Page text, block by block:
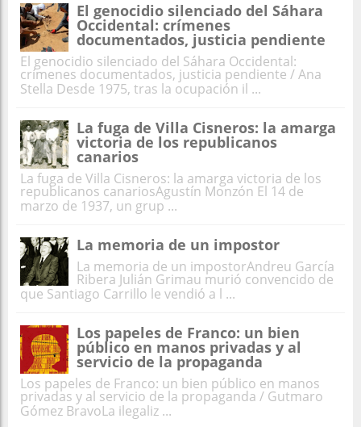
El genocidio silenciado del Sáhara
Occidental: crímenes
documentados, justicia pendiente
El genocidio silenciado del Sáhara Occidental:
crímenes documentados, justicia pendiente / Ana
Stella Desde 1975, tras la ocupación il ...
La fuga de Villa Cisneros: la amarga
victoria de los republicanos
canarios
La fuga de Villa Cisneros: la amarga victoria de los
republicanos canariosAgustín Monzón El 14 de
marzo de 1937, un grup ...
La memoria de un impostor
La memoria de un impostorAndreu García
Ribera Julián Grimau murió convencido de
que Santiago Carrillo le vendió a l ...
Los papeles de Franco: un bien
público en manos privadas y al
servicio de la propaganda
Los papeles de Franco: un bien público en manos
privadas y al servicio de la propaganda / Gutmaro
Gómez BravoLa ilegaliz ...